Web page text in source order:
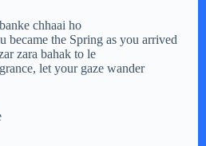
chhaai ho
became the Spring as you arrived
zara bahak to le
let your gaze wander